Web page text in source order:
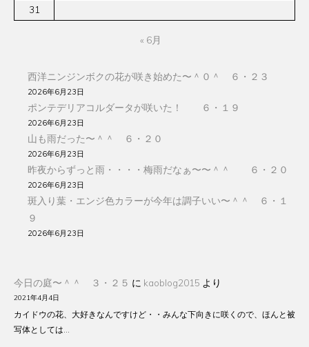
31
« 6月
西洋ニンジンボクの花が咲き始めた〜＾０＾ ６・２３
2026年6月23日
ポンテデリアコルダータが咲いた！ ６・１９
2026年6月23日
山も雨だった〜＾＾ ６・２０
2026年6月23日
昨夜からずっと雨・・・・梅雨だなぁ〜〜＾＾ ６・２０
2026年6月23日
斑入り葉・エンジ色カラーが今年は調子いい〜＾＾ ６・１
９
2026年6月23日
今日の庭〜＾＾ ３・２５ に kaoblog2015 より
2021年4月4日
カイドウの花、大好きなんですけど・・みんな下向きに咲くので、ほんと被
写体としては…